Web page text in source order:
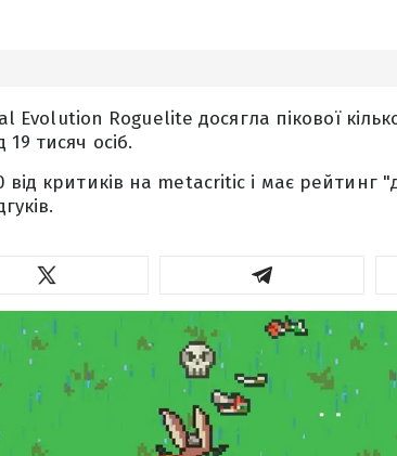
Evolution Roguelite досягла пікової
тисяч осіб.
критиків на metacritic і має рейтинг